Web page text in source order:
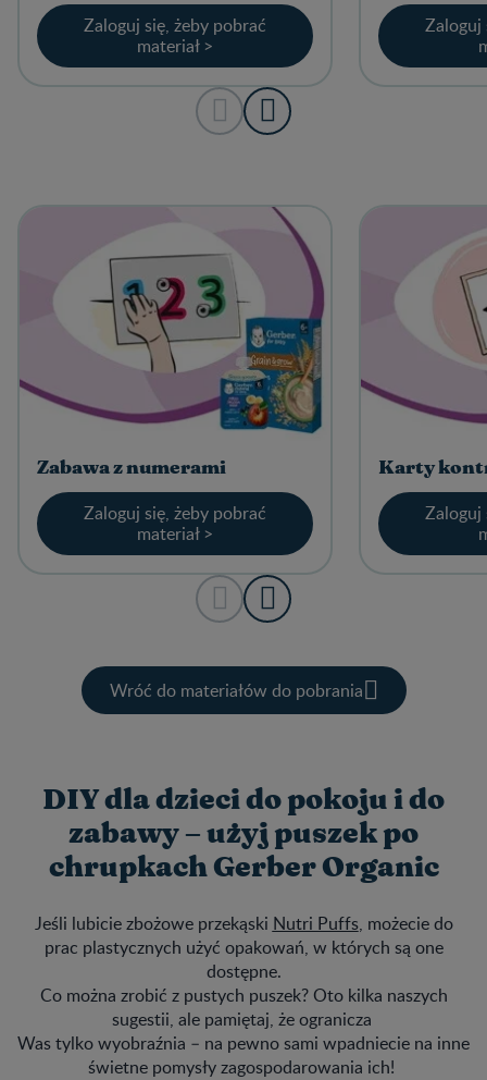
Zaloguj się, żeby pobrać
materiał >
Zaloguj
Zabawa z numerami
Zaloguj się, żeby pobrać
materiał >
Karty
Zaloguj
Wróć do materiałów do pobrania
DIY dla dzieci do pokoju i do
zabawy – użyj puszek po
chrupkach Gerber Organic
Jeśli lubicie zbożowe przekąski Nutri Puffs, możecie do
prac plastycznych użyć opakowań, w których są one
dostępne.
Co można zrobić z pustych puszek? Oto kilka naszych
sugestii, ale pamiętaj, że ogranicza
Was tylko wyobraźnia – na pewno sami wpadniecie na inne
świetne pomysły zagospodarowania ich!